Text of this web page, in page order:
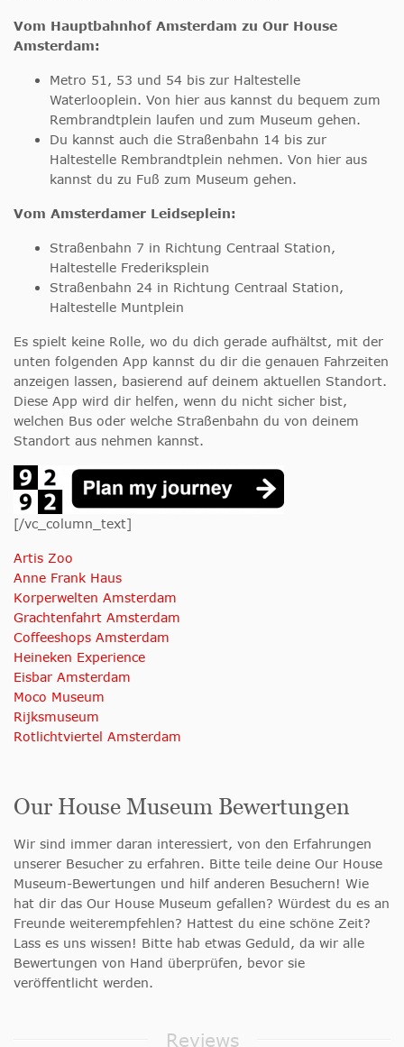
Vom Hauptbahnhof Amsterdam zu Our House
Amsterdam:
Metro 51, 53 und 54 bis zur Haltestelle
Waterlooplein. Von hier aus kannst du bequem zum
Rembrandtplein laufen und zum Museum gehen.
Du kannst auch die Straßenbahn 14 bis zur
Haltestelle Rembrandtplein nehmen. Von hier aus
kannst du zu Fuß zum Museum gehen.
Vom Amsterdamer Leidseplein:
Straßenbahn 7 in Richtung Centraal Station,
Haltestelle Frederiksplein
Straßenbahn 24 in Richtung Centraal Station,
Haltestelle Muntplein
Es spielt keine Rolle, wo du dich gerade aufhältst, mit der
unten folgenden App kannst du dir die genauen Fahrzeiten
anzeigen lassen, basierend auf deinem aktuellen Standort.
Diese App wird dir helfen, wenn du nicht sicher bist,
welchen Bus oder welche Straßenbahn du von deinem
Standort aus nehmen kannst.
[/vc_column_text]
Artis Zoo
Anne Frank Haus
Korperwelten Amsterdam
Grachtenfahrt Amsterdam
Coffeeshops Amsterdam
Heineken Experience
Eisbar Amsterdam
Moco Museum
Rijksmuseum
Rotlichtviertel Amsterdam
Our House Museum Bewertungen
Wir sind immer daran interessiert, von den Erfahrungen
unserer Besucher zu erfahren. Bitte teile deine Our House
Museum-Bewertungen und hilf anderen Besuchern! Wie
hat dir das Our House Museum gefallen? Würdest du es an
Freunde weiterempfehlen? Hattest du eine schöne Zeit?
Lass es uns wissen! Bitte hab etwas Geduld, da wir alle
Bewertungen von Hand überprüfen, bevor sie
veröffentlicht werden.
Reviews